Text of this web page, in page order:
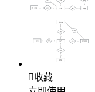
收藏